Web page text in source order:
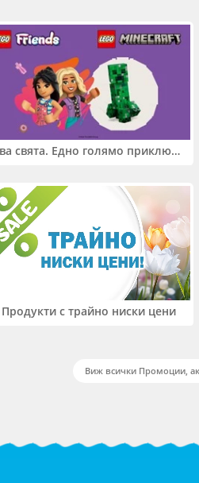
Два свята. Едно голямо приключение. Купи 2 продукта LEGO® Friends и/или LEGO® Minecraft и вземи -27%
Продукти с трайно ниски цени
Виж всички Промоции,